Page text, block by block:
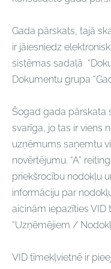
Gada pārskats, tajā
ir jāiesniedz
sistēmas sadaļā
Dokumentu grupa
Šogad gada pārskata
svarīga, jo tas ir viens
uzņēmums saņemtu
novērtējumu. “A”
priekšrocību nodokļu
informāciju par
aicinām iepazīties
“Uzņēmējiem /
VID tīmekļvietnē ir